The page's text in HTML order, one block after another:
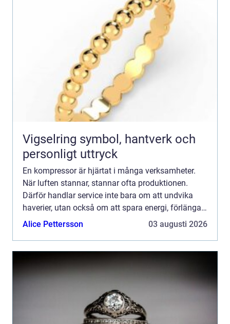
Vigselring symbol, hantverk och
personligt uttryck
En kompressor är hjärtat i många verksamheter.
När luften stannar, stannar ofta produktionen.
Därför handlar service inte bara om att undvika
haverier, utan också om att spara energi, förlänga
livslängden och skapa trygg drift över tid. Att serva
Alice Pettersson 03 augusti 2026